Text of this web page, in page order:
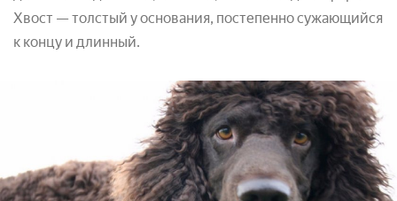
Хвост — толстый у основания, постепенно сужающийся
к концу и длинный.